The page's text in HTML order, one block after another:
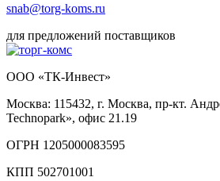
snab@torg-koms.ru
для предложений поставщиков
ООО «ТК-Инвест»
Москва: 115432, г. Москва, пр-кт.
Technopark», офис 21.19
ОГРН 1205000083595
КПП 502701001